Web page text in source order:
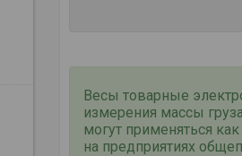
Весы товарные
измерения массы
могут применяться
на предприятиях